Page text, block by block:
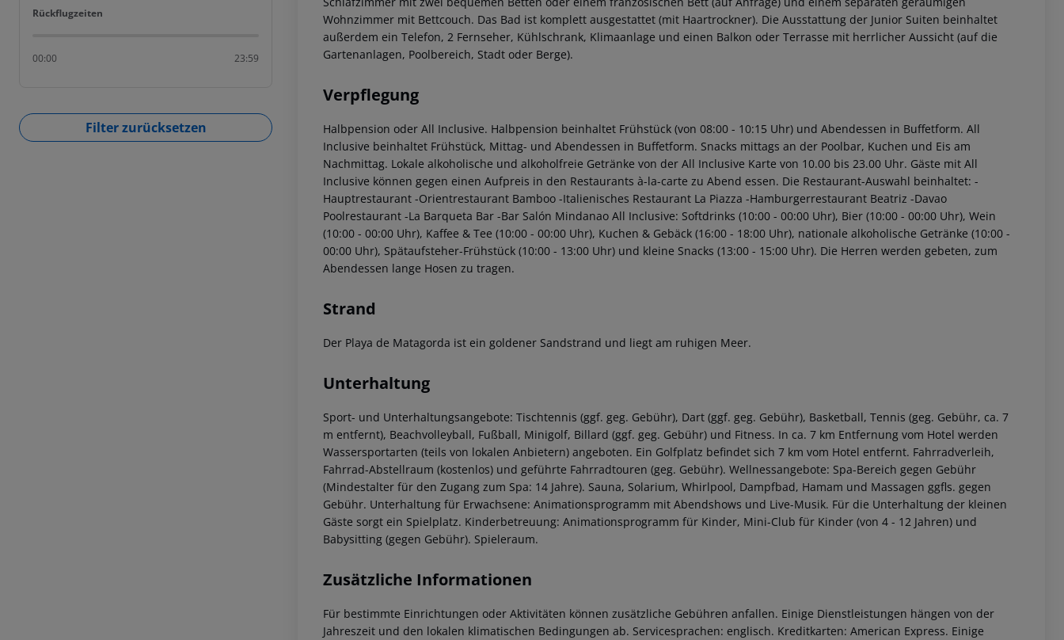
Rückflugzeiten
Rückflugzeiten
00:00 23:59
Filter zurücksetzen
Wohnzimmer mit Bettcouch. Das Bad ist komplett ausgestattet (mit Haartrockner). Die Ausstattung der Junior Suiten beinhaltet
außerdem ein Telefon, 2 Fernseher, Kühlschrank, Klimaanlage und einen Balkon oder Terrasse mit herrlicher Aussicht (auf die
Gartenanlagen, Poolbereich, Stadt oder Berge).
Verpflegung
Halbpension oder All Inclusive. Halbpension beinhaltet Frühstück (von 08:00 - 10:15 Uhr) und Abendessen in Buffetform. All
Inclusive beinhaltet Frühstück, Mittag- und Abendessen in Buffetform. Snacks mittags an der Poolbar, Kuchen und Eis am
Nachmittag. Lokale alkoholische und alkoholfreie Getränke von der All Inclusive Karte von 10.00 bis 23.00 Uhr. Gäste mit All
Inclusive können gegen einen Aufpreis in den Restaurants à-la-carte zu Abend essen. Die Restaurant-Auswahl beinhaltet: -
Hauptrestaurant -Orientrestaurant Bamboo -Italienisches Restaurant La Piazza -Hamburgerrestaurant Beatriz -Davao
Poolrestaurant -La Barqueta Bar -Bar Salón Mindanao All Inclusive: Softdrinks (10:00 - 00:00 Uhr), Bier (10:00 - 00:00 Uhr), Wein
(10:00 - 00:00 Uhr), Kaffee & Tee (10:00 - 00:00 Uhr), Kuchen & Gebäck (16:00 - 18:00 Uhr), nationale alkoholische Getränke (10:00 -
00:00 Uhr), Spätaufsteher-Frühstück (10:00 - 13:00 Uhr) und kleine Snacks (13:00 - 15:00 Uhr). Die Herren werden gebeten, zum
Abendessen lange Hosen zu tragen.
Strand
Der Playa de Matagorda ist ein goldener Sandstrand und liegt am ruhigen Meer.
Unterhaltung
Sport- und Unterhaltungsangebote: Tischtennis (ggf. geg. Gebühr), Dart (ggf. geg. Gebühr), Basketball, Tennis (geg. Gebühr, ca. 7
m entfernt), Beachvolleyball, Fußball, Minigolf, Billard (ggf. geg. Gebühr) und Fitness. In ca. 7 km Entfernung vom Hotel werden
Wassersportarten (teils von lokalen Anbietern) angeboten. Ein Golfplatz befindet sich 7 km vom Hotel entfernt. Fahrradverleih,
Fahrrad-Abstellraum (kostenlos) und geführte Fahrradtouren (geg. Gebühr). Wellnessangebote: Spa-Bereich gegen Gebühr
(Mindestalter für den Zugang zum Spa: 14 Jahre). Sauna, Solarium, Whirlpool, Dampfbad, Hamam und Massagen ggfls. gegen
Gebühr. Unterhaltung für Erwachsene: Animationsprogramm mit Abendshows und Live-Musik. Für die Unterhaltung der kleinen
Gäste sorgt ein Spielplatz. Kinderbetreuung: Animationsprogramm für Kinder, Mini-Club für Kinder (von 4 - 12 Jahren) und
Babysitting (gegen Gebühr). Spieleraum.
Zusätzliche Informationen
Für bestimmte Einrichtungen oder Aktivitäten können zusätzliche Gebühren anfallen. Einige Dienstleistungen hängen von der
Jahreszeit und den lokalen klimatischen Bedingungen ab. Servicesprachen: englisch. Kreditkarten: American Express. Einige